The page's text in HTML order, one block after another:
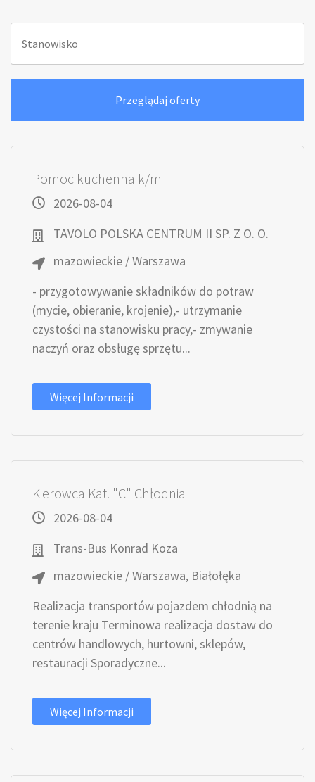
Pomoc kuchenna k/m
2026-08-04
TAVOLO POLSKA CENTRUM II SP. Z O. O.
mazowieckie / Warszawa
- przygotowywanie składników do potraw
(mycie, obieranie, krojenie),- utrzymanie
czystości na stanowisku pracy,- zmywanie
naczyń oraz obsługę sprzętu...
Więcej Informacji
Kierowca Kat. "C" Chłodnia
2026-08-04
Trans-Bus Konrad Koza
mazowieckie / Warszawa, Białołęka
Realizacja transportów pojazdem chłodnią na
terenie kraju Terminowa realizacja dostaw do
centrów handlowych, hurtowni, sklepów,
restauracji Sporadyczne...
Więcej Informacji